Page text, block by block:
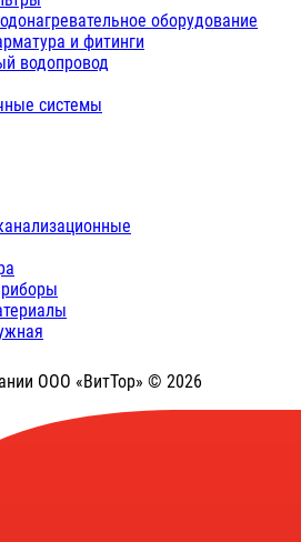
оборудование
и фитинги
водопровод
системы
ООО «ВитТор» © 2026